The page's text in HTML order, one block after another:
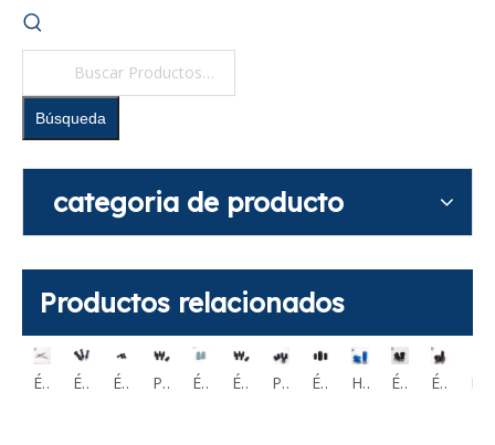
Búsqueda
categoria de producto
Productos relacionados
Émbolos para fines especiales Micro pasadores elásticos JJPPN Émbolos indexadores de precisión Forma de punta seleccionable PXAN Émbolos indexadores autoblocantes Forma de punta seleccionable PXYAN Posicionadores de bolas estándar ZBBP Émbolos de bola Modelo económico BPU BPM BPQ Émbolos de bola de resorte de acero al carbono largos BPSL BPJL M3-M24 Posicionadores de bolas Rosca fina BMPJ BMSJ Émbolo de bola de plástico con cuerpo de plástico negro BNMN BNZN Hilo de émbolo de resorte de bola de plástico azul con bola de acero o bola de nailon ZPB Émbolos de bola Tipo perno acero inoxidable o acero BPHL BPHH Émbolos de bola Tornillo de cabeza hueca hexagonal BPRL BPRH